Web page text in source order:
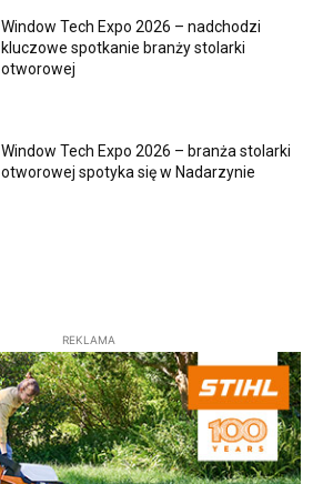
Window Tech Expo 2026 – nadchodzi
kluczowe spotkanie branży stolarki
otworowej
Window Tech Expo 2026 – branża stolarki
otworowej spotyka się w Nadarzynie
REKLAMA